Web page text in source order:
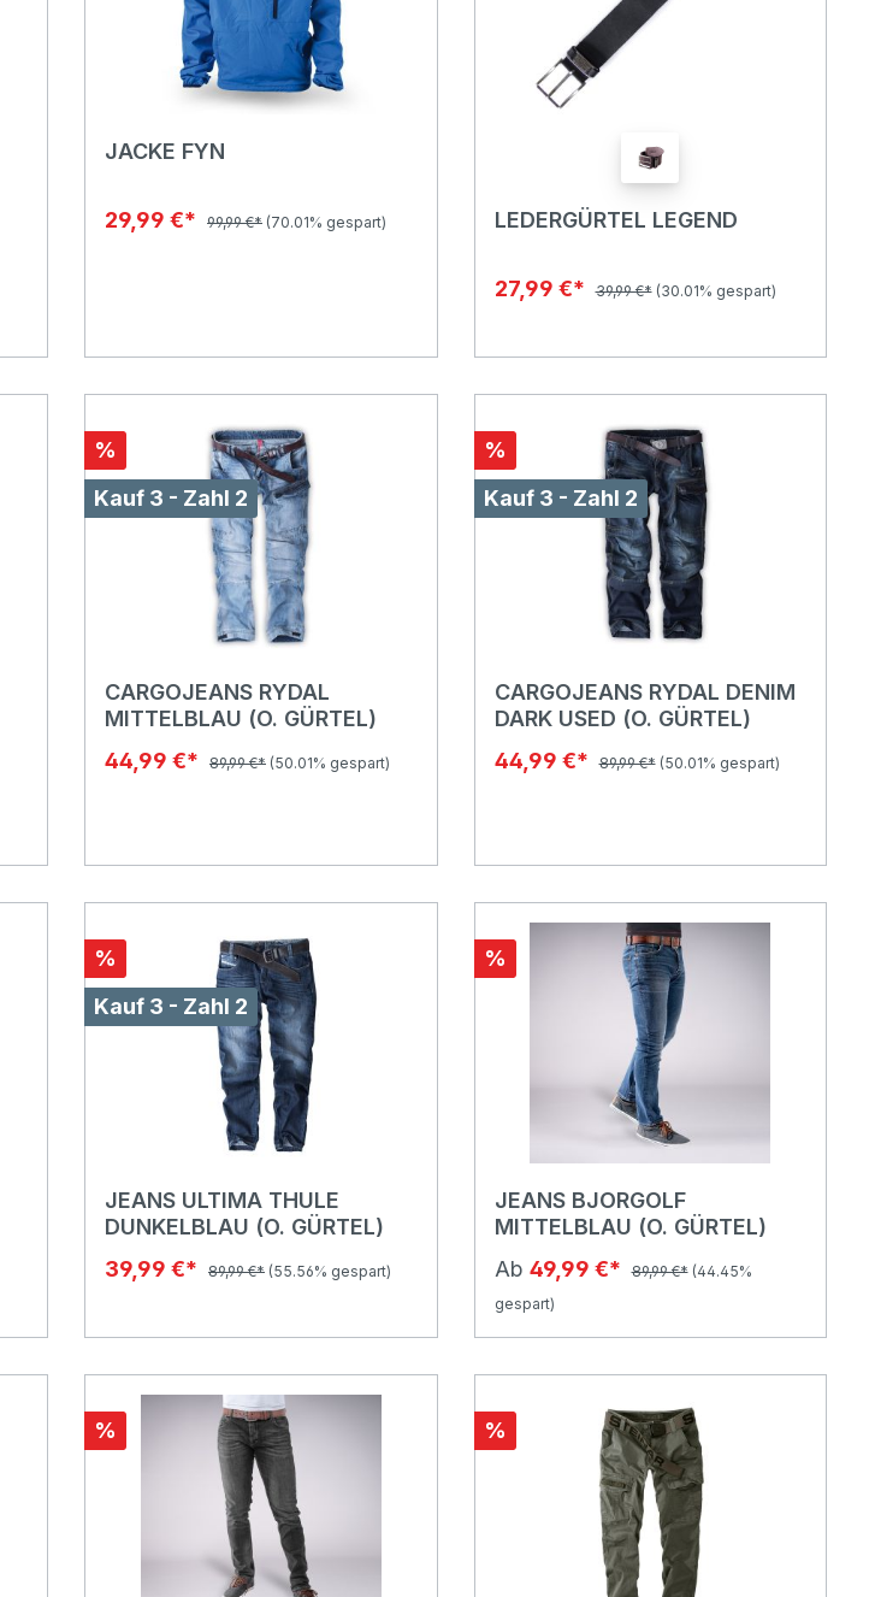
JACKE FYN
29,99 €* 99,99 €* (70.01% gespart) LEDERGÜRTEL LEGEND
27,99 €* 39,99 €* (30.01% gespart)
%
Kauf 3 - Zahl 2
CARGOJEANS RYDAL
MITTELBLAU (O. GÜRTEL)
44,99 €*
89,99 €* (50.01% gespart)
%
Kauf 3 - Zahl 2
CARGOJEANS RYDAL DENIM
DARK USED (O. GÜRTEL)
44,99 €*
89,99 €* (50.01% gespart)
%
Kauf 3 - Zahl 2
JEANS ULTIMA THULE
DUNKELBLAU (O. GÜRTEL)
39,99 €*
89,99 €* (55.56% gespart)
%
JEANS BJORGOLF
MITTELBLAU (O. GÜRTEL)
Ab 49,99 €* 89,99 €* (44.45%
gespart)
% %